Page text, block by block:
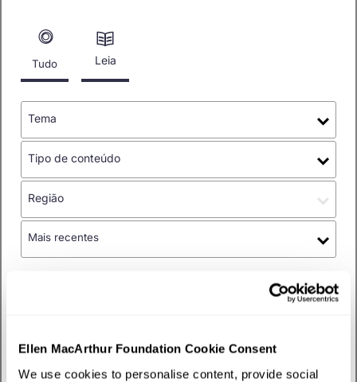
Ellen MacArthur Foundation Cookie Consent
We use cookies to personalise content, provide social
Tudo Leia
Tema
Tipo de conteúdo
Região
Mais recentes